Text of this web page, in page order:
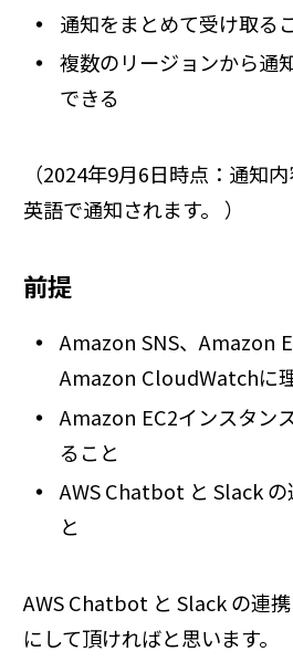
通知をまとめて受け取る
複数のリージョンから通
できる
（2024年9月6日時点：通知
英語で通知されます。 ）
前提
Amazon SNS、Amazon
Amazon CloudWatchに
Amazon EC2インスタン
ること
AWS Chatbot と Slack
と
AWS Chatbot と Slack の連
にして頂ければと思います。